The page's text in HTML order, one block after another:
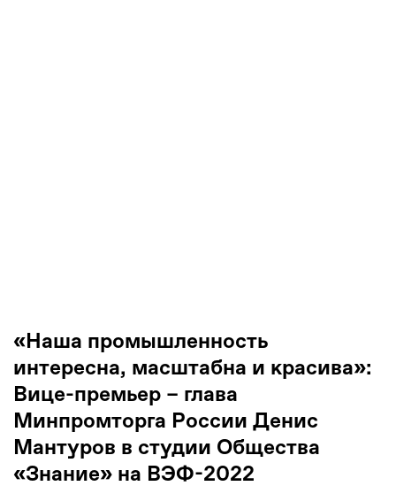
«Наша промышленность
интересна, масштабна и красива»:
Вице-премьер – глава
Минпромторга России Денис
Мантуров в студии Общества
«Знание» на ВЭФ-2022